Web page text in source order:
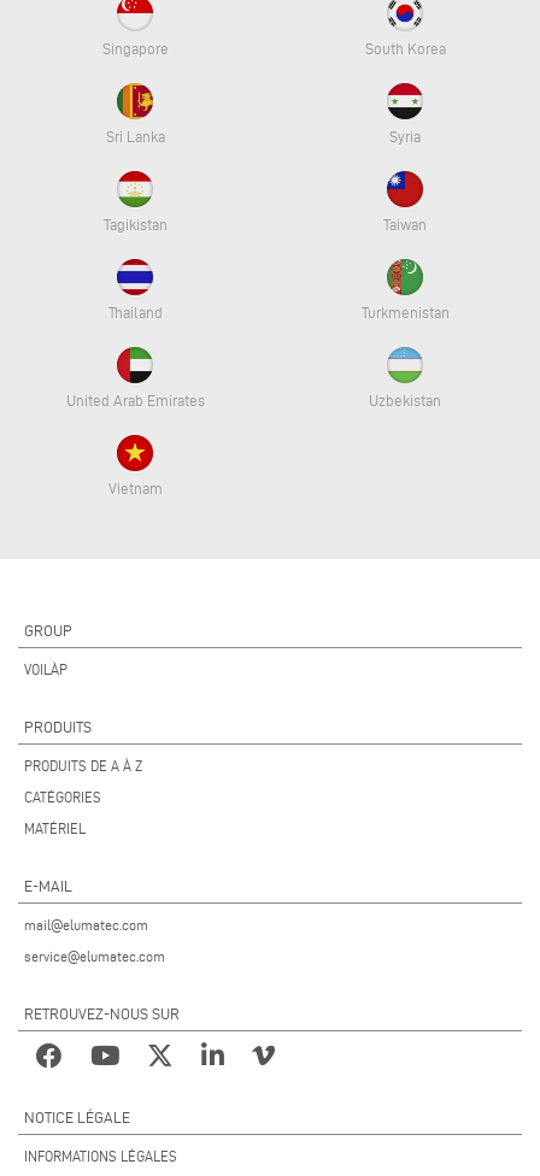
Singapore South Korea
Sri Lanka Syria
Tagikistan Taiwan
Thailand Turkmenistan
United Arab Emirates Uzbekistan
Vietnam
GROUP
VOILÀP
PRODUITS
PRODUITS DE A À Z
CATÉGORIES
MATÉRIEL
E-MAIL
mail@elumatec.com
service@elumatec.com
RETROUVEZ-NOUS SUR
NOTICE LÉGALE
INFORMATIONS LÉGALES